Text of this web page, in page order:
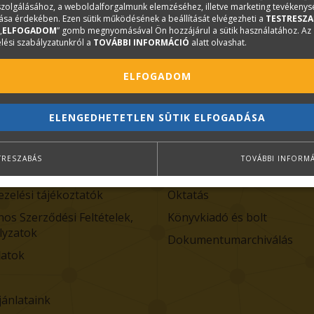
vagy az egyes növények ápolásához. Mindegyik
tartalmak
tájékoztatók
Szerződési Feltételek,
Divíziók
Költségvetés-készítő
CAD Stúdió
Oktatás
Könyvkiadó és bolt
Dokumentumarchiválás
a weboldalforgalmunk elemzéséhez, illetve marketing
érdekében. Ezen sütik működésének a beállítását elvégezheti a
ELFOGADOM” gomb megnyomásával Ön hozzájárul a sütik használatához. Az
szabályzatunkról a TOVÁBBI INFORMÁCIÓ alatt olvashat.
ELFOGADOM
ELENGEDHETETLEN SÜTIK ELFOGADÁSA
TOVÁBBI